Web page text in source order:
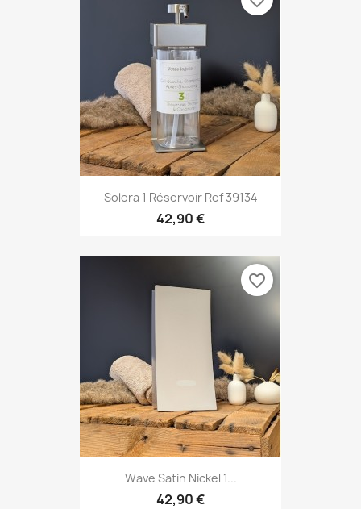
Solera 1 Réservoir Ref 39134
42,90 €
Wave Satin Nickel 1...
42,90 €
favorite_border